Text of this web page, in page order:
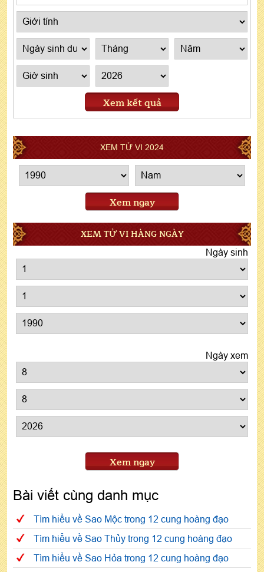
Xem kết quả
XEM TỬ VI 2024
Xem ngay
XEM TỬ VI HÀNG NGÀY
Ngày sinh
Ngày xem
Xem ngay
Bài viết cùng danh mục
Tìm hiểu về Sao Mộc trong 12 cung hoàng đạo
Tìm hiểu về Sao Thủy trong 12 cung hoàng đạo
Tìm hiểu về Sao Hỏa trong 12 cung hoàng đạo